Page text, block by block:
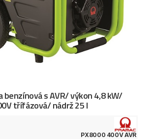
s AVR/ výkon 4,8 kW/
třífázová/ nádrž 25 l
PX8000 400V AVR